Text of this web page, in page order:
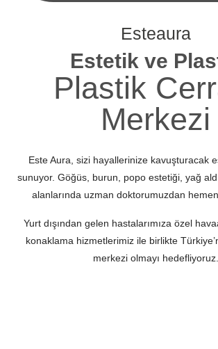
Esteaura
Estetik ve
Plastik
Merkezi
Este Aura, sizi hayallerinize kavuşturacak
sunuyor. Göğüs, burun, popo estetiği, yağ
alanlarında uzman doktorumuzdan hemen
Yurt dışından gelen hastalarımıza özel
konaklama hizmetlerimiz ile birlikte
merkezi olmayı hedefliyoruz.